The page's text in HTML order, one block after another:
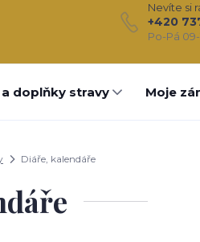
Nevíte si
+420
Po-Pá 09-
doplňky stravy Moje
Diáře, kalendáře